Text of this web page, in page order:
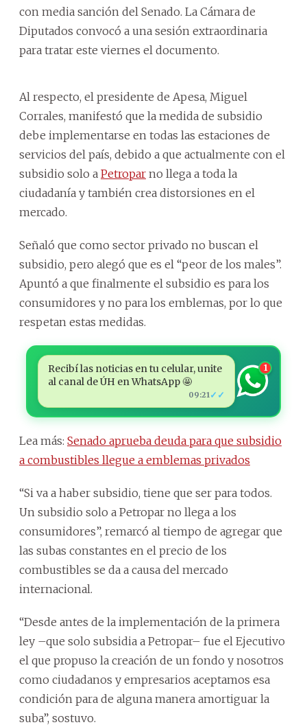
con media sanción del Senado. La Cámara de
Diputados convocó a una sesión extraordinaria
para tratar este viernes el documento.
Al respecto, el presidente de Apesa, Miguel
Corrales, manifestó que la medida de subsidio
debe implementarse en todas las estaciones de
servicios del país, debido a que actualmente con el
subsidio solo a Petropar no llega a toda la
ciudadanía y también crea distorsiones en el
mercado.
Señaló que como sector privado no buscan el
subsidio, pero alegó que es el “peor de los males”.
Apuntó a que finalmente el subsidio es para los
consumidores y no para los emblemas, por lo que
respetan estas medidas.
Recibí las noticias en tu celular, unite
al canal de ÚH en WhatsApp 🤩
09:21 ✓✓
1
Lea más: Senado aprueba deuda para que subsidio
a combustibles llegue a emblemas privados
“Si va a haber subsidio, tiene que ser para todos.
Un subsidio solo a Petropar no llega a los
consumidores”, remarcó al tiempo de agregar que
las subas constantes en el precio de los
combustibles se da a causa del mercado
internacional.
“Desde antes de la implementación de la primera
ley –que solo subsidia a Petropar– fue el Ejecutivo
el que propuso la creación de un fondo y nosotros
como ciudadanos y empresarios aceptamos esa
condición para de alguna manera amortiguar la
suba”, sostuvo.